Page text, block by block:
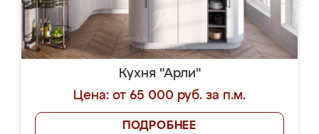
Кухня "Арли"
Цена: от 65 000 руб. за п.м.
ПОДРОБНЕЕ